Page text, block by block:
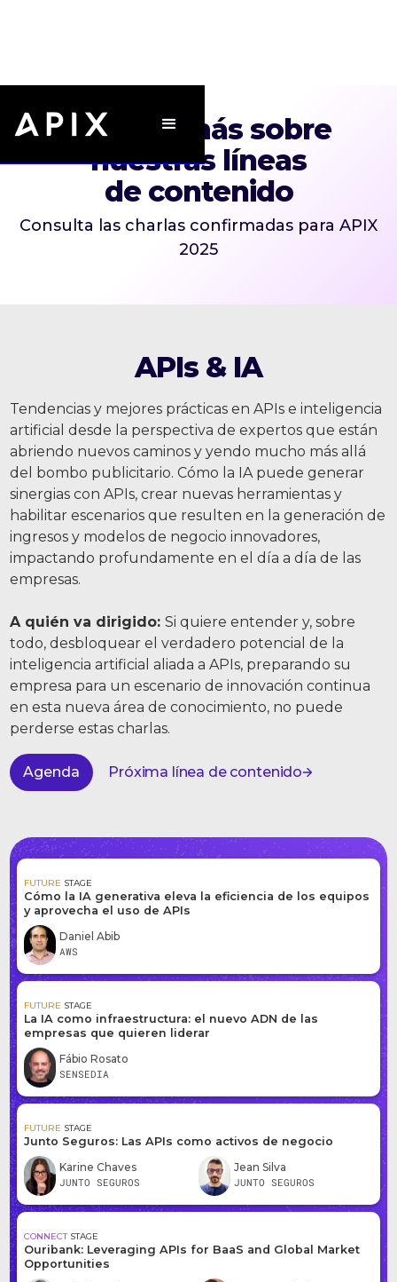
Conoce más sobre
nuestras líneas
de contenido
Consulta las charlas confirmadas para APIX
2025
APIs & IA
Tendencias y mejores prácticas en APIs e inteligencia
artificial desde la perspectiva de expertos que están
abriendo nuevos caminos y yendo mucho más allá
del bombo publicitario. Cómo la IA puede generar
sinergias con APIs, crear nuevas herramientas y
habilitar escenarios que resulten en la generación de
ingresos y modelos de negocio innovadores,
impactando profundamente en el día a día de las
empresas.
A quién va dirigido:Si quiere entender y, sobre
todo, desbloquear el verdadero potencial de la
inteligencia artificial aliada a APIs, preparando su
empresa para un escenario de innovación continua
en esta nueva área de conocimiento, no puede
perderse estas charlas.
Agenda Próxima línea de contenido
FUTURE STAGE
Cómo la IA generativa eleva la eficiencia de los equipos
y aprovecha el uso de APIs
Daniel Abib
AWS
FUTURE STAGE
La IA como infraestructura: el nuevo ADN de las
empresas que quieren liderar
Fábio Rosato
SENSEDIA
FUTURE STAGE
Junto Seguros: Las APIs como activos de negocio
Karine Chaves
JUNTO SEGUROS
Jean Silva
JUNTO SEGUROS
CONNECTSTAGE
Ouribank: Leveraging APIs for BaaS and Global Market
Opportunities